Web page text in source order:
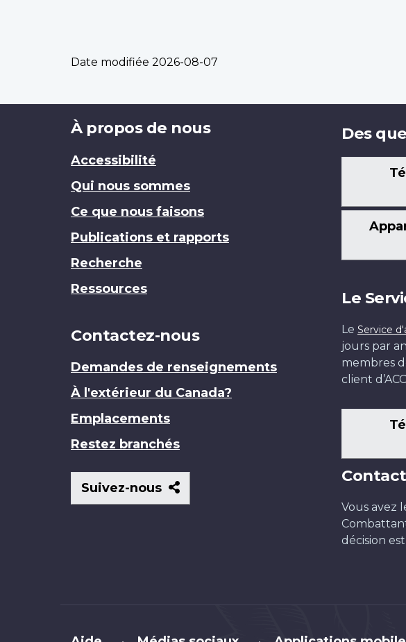
Date modifiée 2026-08-07
Brand
À propos de nous
Accessibilité
Qui nous sommes
Ce que nous faisons
Publications et rapports
Recherche
Ressources
Contactez-nous
Demandes de renseignements
À l'extérieur du Canada?
Emplacements
Restez branchés
Suivez-nous
Suivez-
nous
Des
Le
Le Service
jours par
membres
client
Vous avez
décision
Brand